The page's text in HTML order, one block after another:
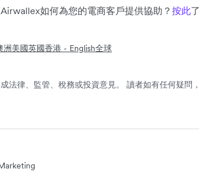
如何為您的電商客戶提供協助？ 按此
洲美國英國香港 - English全球
法律、監管、稅務或投資意見。 讀者如有任何疑問